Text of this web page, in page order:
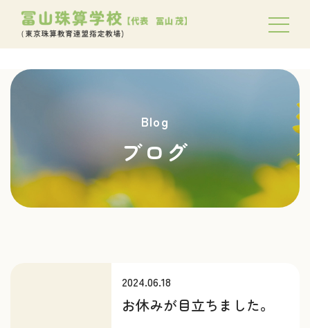
Blog
ブログ
2024.06.18
お休みが目立ちました。